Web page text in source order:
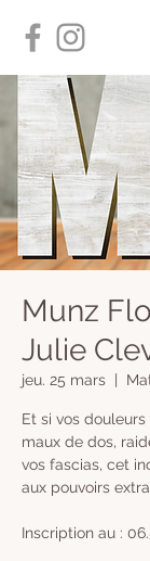
Munz
Julie
jeu. 25 mars
​Et si vos
maux de dos,
vos fascias, cet
aux pouvoirs
Inscription au :